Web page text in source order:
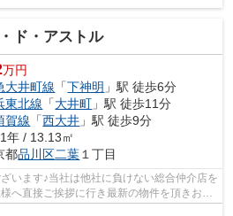
ド・アストル
万円
大井町線 「下神明 」駅 徒歩6分
東北線 「大井町 」駅 徒歩11分
賀線 「西大井 」駅 徒歩9分
年 / 13.13㎡
都品川区二葉 １丁目
います♪当社は他社に負けない総合仲介店を
へ直接ご挨拶に行き最新の物件を頂きお客
報は...